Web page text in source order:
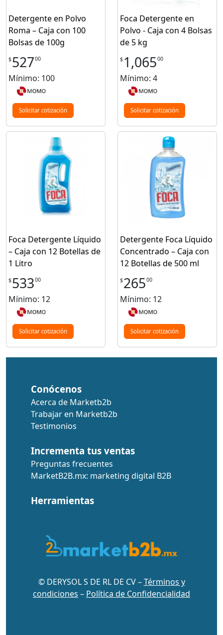
Detergente en Polvo
Roma – Caja con 100
Bolsas de 100g
$52700
Mínimo: 100
Solicitar cotización
Foca Detergente en
Polvo - Caja con 4 Bolsas
de 5 kg
$ 1,06500
Mínimo: 4
Solicitar cotización
Foca Detergente Líquido
– Caja con 12 Botellas de
1 Litro
$53300
Mínimo: 12
Solicitar cotización
Detergente Foca Líquido
Concentrado – Caja con
12 Botellas de 500 ml
$26500
Mínimo: 12
Solicitar cotización
Conócenos
Acerca de Marketb2b
Trabajar en Marketb2b
Testimonios
Incrementa tus ventas
Preguntas frecuentes
MarketB2B.mx: marketing digital B2B
Herramientas
© DERYSOL S DE RL DE CV –Términos y
condiciones – Política de Confidencialidad